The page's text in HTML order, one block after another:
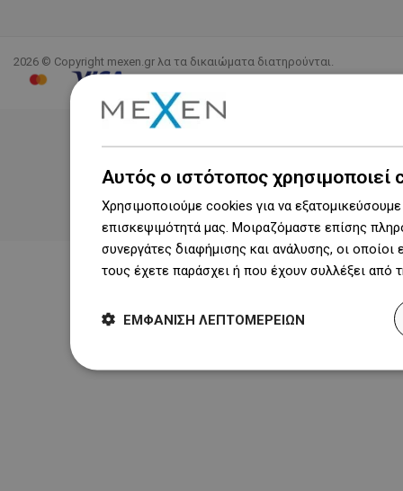
2026 © Copyright mexen.gr λα τα δικαιώματα διατηρούνται.
Αυτός ο ιστότοπος χρησιμοποιεί
Χρησιμοποιούμε cookies για να
επισκεψιμότητά μας. Μοιραζόμαστε επίσης
συνεργάτες διαφήμισης και ανάλυσης, οι
τους έχετε παράσχει ή που έχουν συλλέξει
ΕΜΦΆΝΙΣΗ ΛΕΠΤΟΜΕΡΕΙΏΝ